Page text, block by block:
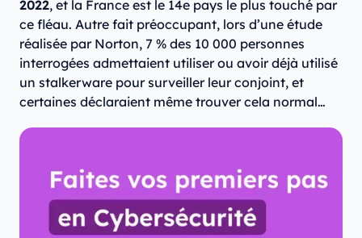
2022, et la France est le 14e pays le plus touché par
ce fléau. Autre fait préoccupant, lors d’une étude
réalisée par Norton, 7 % des 10 000 personnes
interrogées admettaient utiliser ou avoir déjà utilisé
un stalkerware pour surveiller leur conjoint, et
certaines déclaraient même trouver cela normal…